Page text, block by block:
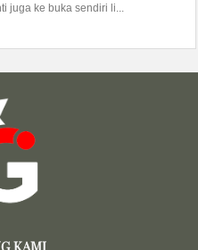
juga ke buka sendiri li...